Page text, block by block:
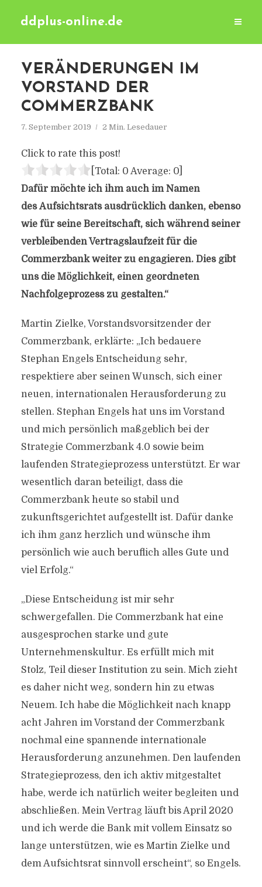
ddplus-online.de
VERÄNDERUNGEN IM
VORSTAND DER
COMMERZBANK
7. September 2019 2 Min. Lesedauer
Click to rate this post!
[Total: 0 Average: 0]
Dafür möchte ich ihm auch im Namen
desAufsichtsrats ausdrücklich danken, ebenso
wie für seine Bereitschaft, sich während seiner
verbleibenden Vertragslaufzeit für die
Commerzbank weiter zu engagieren. Dies gibt
uns die Möglichkeit, einen geordneten
Nachfolgeprozess zu gestalten.“
Martin Zielke, Vorstandsvorsitzender der
Commerzbank, erklärte: „Ich bedauere
Stephan Engels Entscheidung sehr,
respektiere aber seinen Wunsch, sich einer
neuen, internationalen Herausforderung zu
stellen. Stephan Engels hat uns im Vorstand
und mich persönlich maßgeblich bei der
Strategie Commerzbank 4.0 sowie beim
laufenden Strategieprozess unterstützt. Er war
wesentlich daran beteiligt, dass die
Commerzbank heute so stabil und
zukunftsgerichtet aufgestellt ist. Dafür danke
ich ihm ganz herzlich und wünsche ihm
persönlich wie auch beruflich alles Gute und
viel Erfolg.“
„Diese Entscheidung ist mir sehr
schwergefallen. Die Commerzbank hat eine
ausgesprochen starke und gute
Unternehmenskultur. Es erfüllt mich mit
Stolz, Teil dieser Institution zu sein. Mich zieht
es daher nicht weg, sondern hin zu etwas
Neuem. Ich habe die Möglichkeit nach knapp
acht Jahren im Vorstand der Commerzbank
nochmal eine spannende internationale
Herausforderung anzunehmen. Den laufenden
Strategieprozess, den ich aktiv mitgestaltet
habe, werde ich natürlich weiter begleiten und
abschließen. Mein Vertrag läuft bis April 2020
und ich werde die Bank mit vollem Einsatz so
lange unterstützen, wie es Martin Zielke und
dem Aufsichtsrat sinnvoll erscheint“, so Engels.